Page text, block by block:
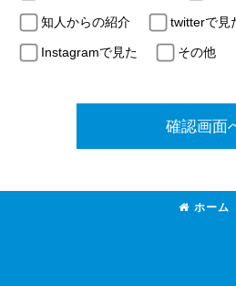
知人からの紹介 twitterで見
Instagramで見た その他
確認画面
ホーム